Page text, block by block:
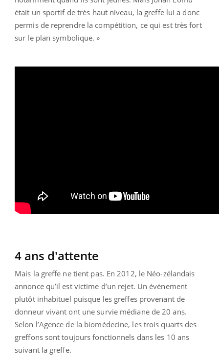
était un sportif de très haut niveau, la greffe lui a donc
permis de reprendre la compétition, ce qui est très fort
sur le plan symbolique. »
4 ans d'attente
Mais la greffe ne tient pas. En 2012, le Néo-zélandais
annonce qu’il est victime d’un rejet. Un événement
plutôt inhabituel puisque les greffes provenant de
donneur vivant ont une survie médiane de 20 ans.
Selon l’Agence de la biomédecine, les trois quarts des
greffons sont toujours fonctionnels dans les 10 ans
suivant la greffe.